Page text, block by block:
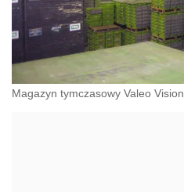
Magazyn tymczasowy Valeo Vision